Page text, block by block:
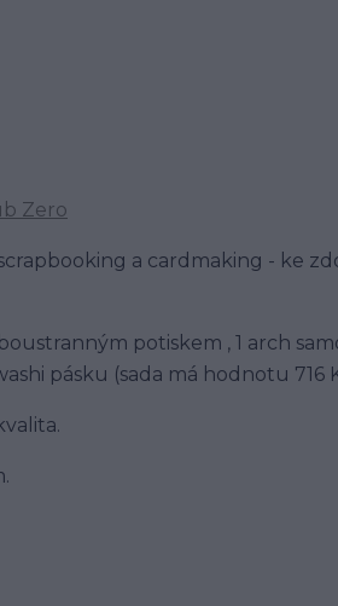
Zero
a cardmaking - ke
potiskem , 1 arch
pásku (sada má hodnotu